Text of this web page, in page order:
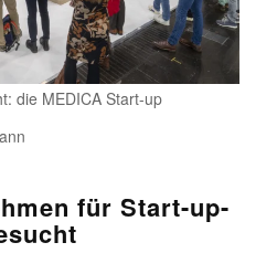
die MEDICA Start-up
für Start-up-